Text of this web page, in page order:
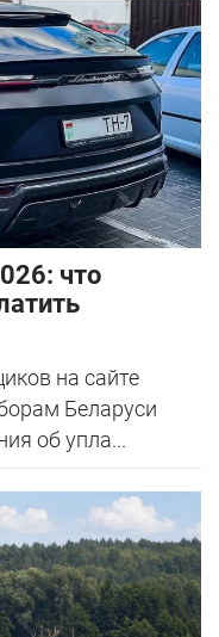
что
на сайте
Беларуси
об упла...